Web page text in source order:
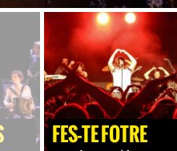
FES-TE FOTRE